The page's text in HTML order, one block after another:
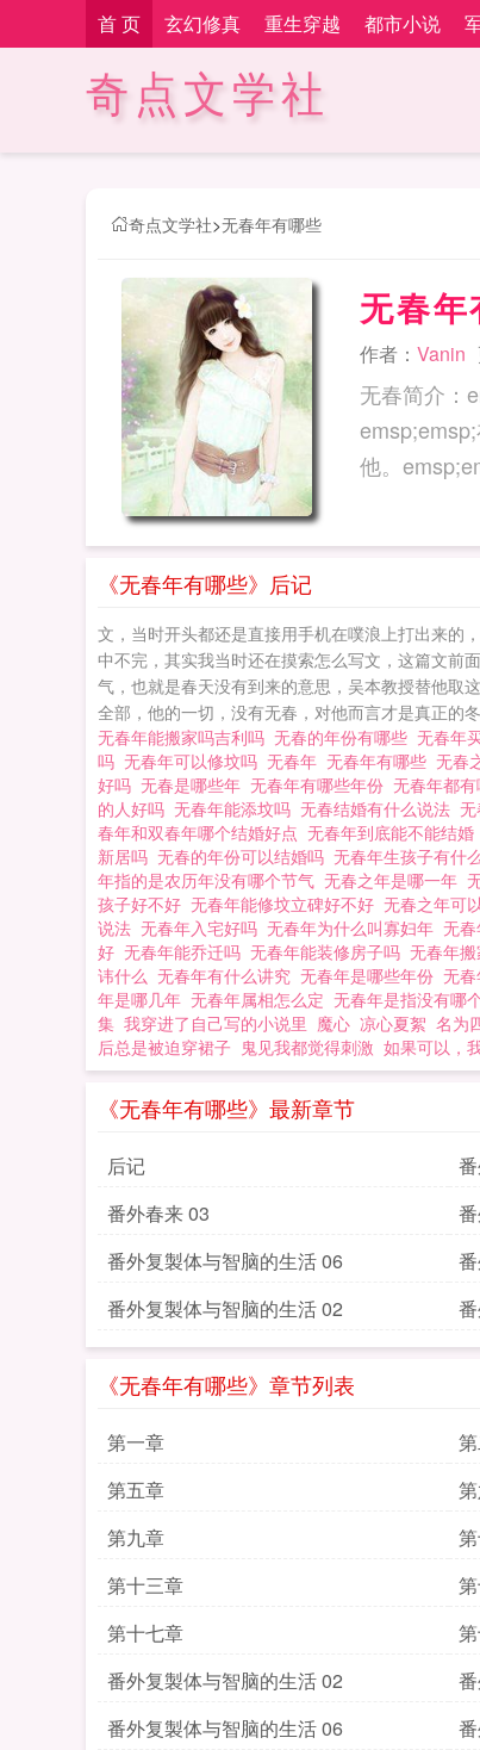
首 页 玄幻修真 重生穿越 都市小说
奇点文学社
奇点文学社>无春年有哪些
无春
作者： Vanin
无春简介：
《无春年有哪些》后记
文，当时开头都还是直接用手机在噗浪上打出来的
中不完，其实我当时还在摸索怎么写文，这篇文前
气，也就是春天没有到来的意思，吴本教授替他取
全部，他的一切，没有无春，对他而言才是真正的
无春年能搬家吗吉利吗 无春的年份有哪些 无春年
吗 无春年可以修坟吗 无春年 无春年有哪些 无春
好吗 无春是哪些年 无春年有哪些年份 无春年都
的人好吗 无春年能添坟吗 无春结婚有什么说法
春年和双春年哪个结婚好点 无春年到底能不能结婚
新居吗 无春的年份可以结婚吗 无春年生孩子有什
年指的是农历年没有哪个节气 无春之年是哪一年
孩子好不好 无春年能修坟立碑好不好 无春之年可
说法 无春年入宅好吗 无春年为什么叫寡妇年 无
好 无春年能乔迁吗 无春年能装修房子吗 无春年
讳什么 无春年有什么讲究 无春年是哪些年份 无
年是哪几年 无春年属相怎么定 无春年是指没有哪
集 我穿进了自己写的小说里 魔心 凉心夏絮 名为
后总是被迫穿裙子 鬼见我都觉得刺激 如果可以，
《无春年有哪些》最新章节
后记
番外春来 03
番外复製体与智脑的生活 06
番外复製体与智脑的生活 02
《无春年有哪些》章节列表
第一章
第五章
第九章
第十三章
第十七章
番外复製体与智脑的生活 02
番外复製体与智脑的生活 06